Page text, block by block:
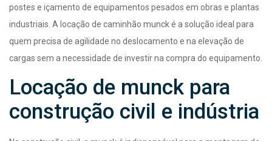
postes e içamento de equipamentos pesados em obras e plantas
industriais. A locação de caminhão munck é a solução ideal para
quem precisa de agilidade no deslocamento e na elevação de
cargas sem a necessidade de investir na compra do equipamento.
Locação de munck para
construção civil e indústria